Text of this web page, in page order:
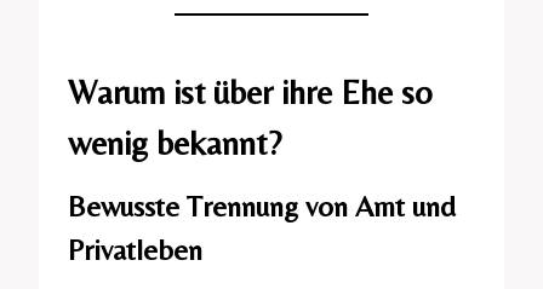
Warum ist über ihre Ehe so
wenig bekannt?
Bewusste Trennung von Amt und
Privatleben